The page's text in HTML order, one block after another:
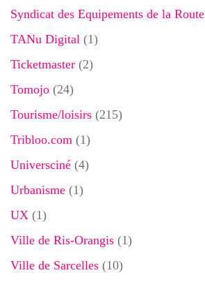
Syndicat des Equipements de la Route
TANu Digital (1)
Ticketmaster (2)
Tomojo (24)
Tourisme/loisirs (215)
Tribloo.com (1)
Universciné (4)
Urbanisme (1)
UX (1)
Ville de Ris-Orangis (1)
Ville de Sarcelles (10)